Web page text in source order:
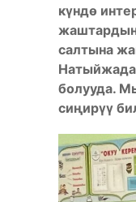
күндө
жаштардын
салтына
Натыйжада
болууда.
сиңирүү